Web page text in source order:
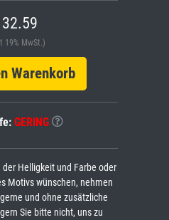
19% MwSt.)
Warenkorb
GERING
Helligkeit und Farbe oder
Motivs wünschen, nehmen
und ohne zusätzliche
Sie bitte nicht, uns zu